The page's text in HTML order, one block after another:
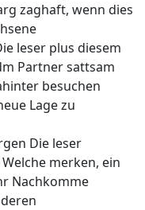
zaghaft, wenn dies
leser plus diesem
Partner sattsam
besuchen
Lage zu
Die leser
merken, ein
Nachkomme